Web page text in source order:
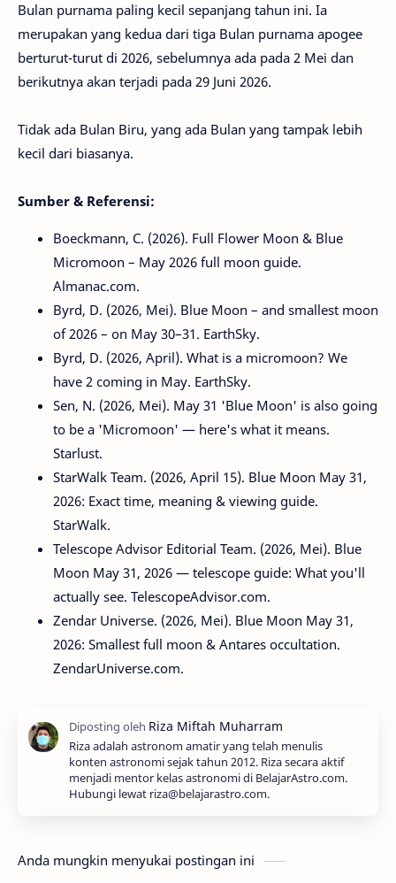
Bulan purnama paling kecil sepanjang tahun ini. Ia
merupakan yang kedua dari tiga Bulan purnama apogee
berturut-turut di 2026, sebelumnya ada pada 2 Mei dan
berikutnya akan terjadi pada 29 Juni 2026.
Tidak ada Bulan Biru, yang ada Bulan yang tampak lebih
kecil dari biasanya.
Sumber & Referensi:
Boeckmann, C. (2026). Full Flower Moon & Blue
Micromoon – May 2026 full moon guide.
Almanac.com.
Byrd, D. (2026, Mei). Blue Moon – and smallest moon
of 2026 – on May 30–31. EarthSky.
Byrd, D. (2026, April). What is a micromoon? We
have 2 coming in May. EarthSky.
Sen, N. (2026, Mei). May 31 'Blue Moon' is also going
to be a 'Micromoon' — here's what it means.
Starlust.
StarWalk Team. (2026, April 15). Blue Moon May 31,
2026: Exact time, meaning & viewing guide.
StarWalk.
Telescope Advisor Editorial Team. (2026, Mei). Blue
Moon May 31, 2026 — telescope guide: What you'll
actually see. TelescopeAdvisor.com.
Zendar Universe. (2026, Mei). Blue Moon May 31,
2026: Smallest full moon & Antares occultation.
ZendarUniverse.com.
Riza adalah astronom amatir yang telah menulis
konten astronomi sejak tahun 2012. Riza secara aktif
menjadi mentor kelas astronomi di BelajarAstro.com.
Hubungi lewat riza@belajarastro.com.
Anda mungkin menyukai postingan ini